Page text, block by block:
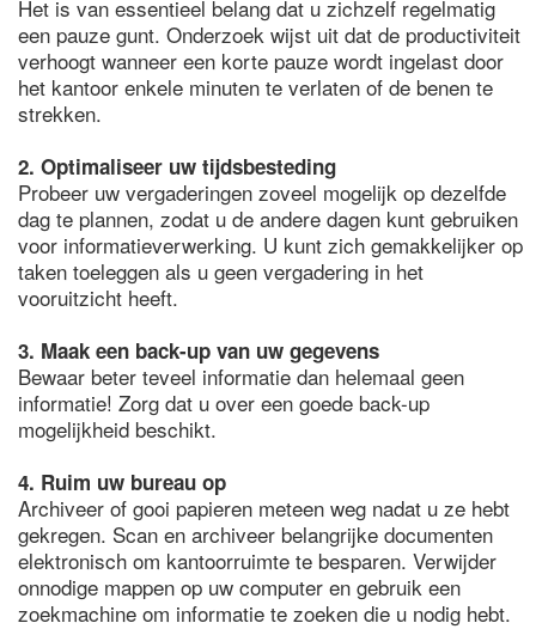
Het is van essentieel belang dat u zichzelf regelmatig
een pauze gunt. Onderzoek wijst uit dat de productiviteit
verhoogt wanneer een korte pauze wordt ingelast door
het kantoor enkele minuten te verlaten of de benen te
strekken.
2. Optimaliseer uw tijdsbesteding
Probeer uw vergaderingen zoveel mogelijk op dezelfde
dag te plannen, zodat u de andere dagen kunt gebruiken
voor informatieverwerking. U kunt zich gemakkelijker op
taken toeleggen als u geen vergadering in het
vooruitzicht heeft.
3. Maak een back-up van uw gegevens
Bewaar beter teveel informatie dan helemaal geen
informatie! Zorg dat u over een goede back-up
mogelijkheid beschikt.
4. Ruim uw bureau op
Archiveer of gooi papieren meteen weg nadat u ze hebt
gekregen. Scan en archiveer belangrijke documenten
elektronisch om kantoorruimte te besparen. Verwijder
onnodige mappen op uw computer en gebruik een
zoekmachine om informatie te zoeken die u nodig hebt.